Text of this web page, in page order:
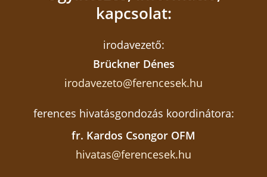
kapcsolat:
irodavezető:
Brückner Dénes
irodavezeto@ferencesek.hu
ferences hivatásgondozás koordinátora:
fr. Kardos Csongor OFM
hivatas@ferencesek.hu